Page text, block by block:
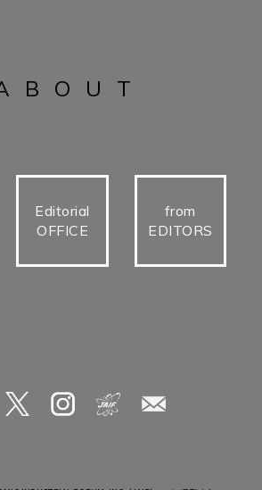
Editorial
OFFICE
from
EDITORS